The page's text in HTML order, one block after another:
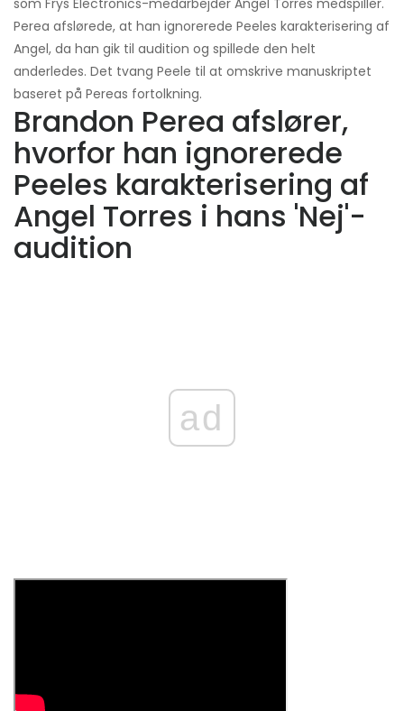
som Frys Electronics-medarbejder Angel Torres medspiller.
Perea afslørede, at han ignorerede Peeles karakterisering af
Angel, da han gik til audition og spillede den helt
anderledes. Det tvang Peele til at omskrive manuskriptet
baseret på Pereas fortolkning.
Brandon Perea afslører,
hvorfor han ignorerede
Peeles karakterisering af
Angel Torres i hans 'Nej'-
audition
ad